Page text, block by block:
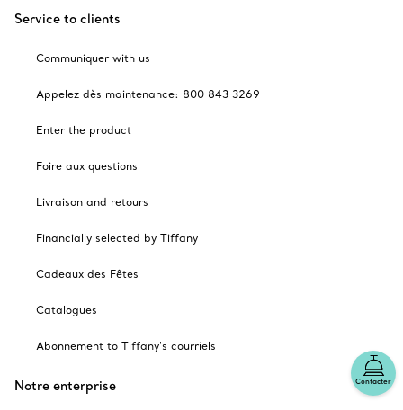
Contacter
Service to clients
Communiquer with us
Appelez dès maintenance: 800 843 3269
Enter the product
Foire aux questions
Livraison and retours
Financially selected by Tiffany
Cadeaux des Fêtes
Catalogues
Abonnement to Tiffany's courriels
Notre enterprise